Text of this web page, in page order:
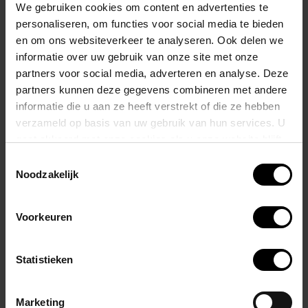
We gebruiken cookies om content en advertenties te
personaliseren, om functies voor social media te bieden
en om ons websiteverkeer te analyseren. Ook delen we
informatie over uw gebruik van onze site met onze
partners voor social media, adverteren en analyse. Deze
partners kunnen deze gegevens combineren met andere
informatie die u aan ze heeft verstrekt of die ze hebben
verzameld op basis van uw gebruik van hun services. U
Noodzakelijk
Voorkeuren
Statistieken
Marketing
waarderen tijdens hun zwem- of strandactiviteiten.
De gebruikte stof is hoogwaardig en biedt een aangename pasvorm,
waardoor de zwembroek comfortabel aanvoelt op de huid.
De zwembroek is voorzien van trekkoordjes aan de voorkant,
waarmee je de taille eenvoudig kunt aanpassen voor een optimale
Swim Brief een modieuze keuze voor mannen die zich graag
zelfverzekerd en stijlvol willen voelen tijdens hun zwemactiviteiten.
Materiaal: 86% nylon - 16% spandex
Gerelateerde producten